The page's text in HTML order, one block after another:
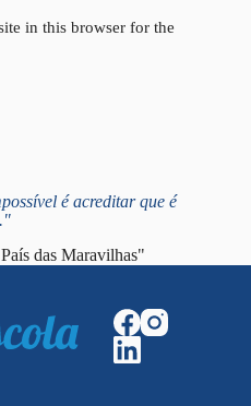
in this browser for the
é acreditar que é
das Maravilhas"